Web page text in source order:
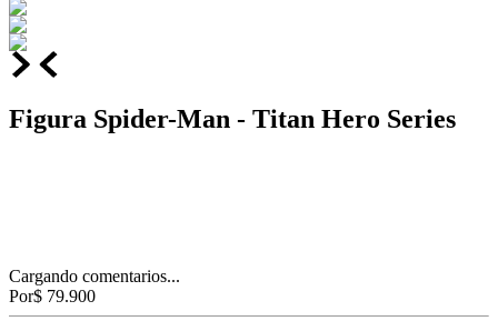
Figura Spider-Man - Titan Hero Series
Cargando comentarios...
Por$ 79.900